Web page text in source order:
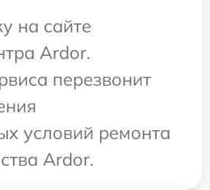
на сайте
Ardor.
перезвонит
условий ремонта
Ardor.